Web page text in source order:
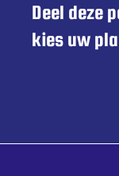
Deel deze
kies uw